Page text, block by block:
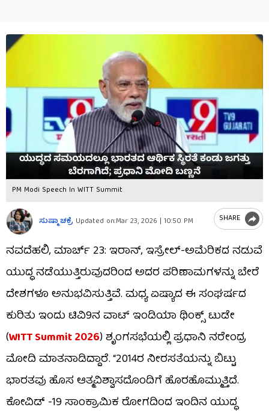
PM Modi Speech In WITT Summit
ಸುಷ್ಮಾ ಚಕ್ರೆ Updated on:Mar 23, 2026 | 10:50 PM SHARE
ನವದೆಹಲಿ, ಮಾರ್ಚ್ 23: ಇರಾನ್, ಇಸ್ರೇಲ್-ಅಮೆರಿಕದ ನಡುವೆ
ಯುದ್ಧ ನಡೆಯುತ್ತಿರುವುದರಿಂದ ಅದರ ಪರಿಣಾಮಗಳನ್ನು ಬೇರೆ
ದೇಶಗಳೂ ಅನುಭವಿಸುತ್ತಿವೆ. ಮಧ್ಯ ಏಷ್ಯಾದ ಈ ಸಂಘರ್ಷದ
ಕುರಿತು ಇಂದು ಟಿವಿ9ನ ವಾಟ್ ಇಂಡಿಯಾ ಥಿಂಕ್ಸ್ ಟುಡೇ
(WITT Summit 2026) ಶೃಂಗಸಭೆಯಲ್ಲಿ ಪ್ರಧಾನಿ ನರೇಂದ್ರ
ಮೋದಿ ಮಾತನಾಡಿದ್ದಾರೆ. “2014ರ ನೀರಸತೆಯನ್ನು ಬಿಟ್ಟು
ಭಾರತವು ಹೊಸ ಆತ್ಮವಿಶ್ವಾಸದೊಂದಿಗೆ ಹೊರಹೊಮ್ಮುತ್ತಿದೆ.
ಕೋವಿಡ್ -19 ಸಾಂಕ್ರಾಮಿಕ ರೋಗದಿಂದ ಇಂದಿನ ಯುದ್ಧ